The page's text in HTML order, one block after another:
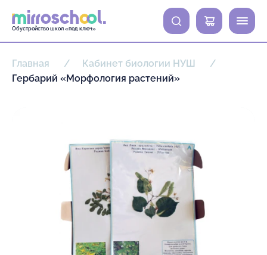
Обустройство школ «под ключ»
0
Главная
Кабинет биологии НУШ
Гербарий «Морфология растений»